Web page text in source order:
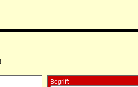
!
Begriff: